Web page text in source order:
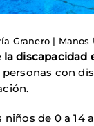
Granero | Manos
la discapacidad
personas con
niños de 0 a 14